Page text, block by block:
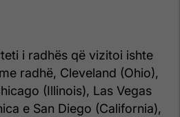
i radhës që vizitoi ishte
radhë, Cleveland (Ohio),
(Illinois), Las Vegas
e San Diego (California),